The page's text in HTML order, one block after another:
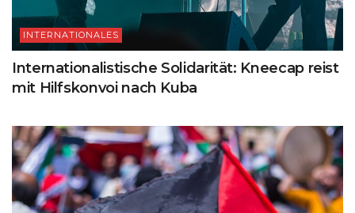
INTERNATIONALES
Internationalistische Solidarität: Kneecap reist
mit Hilfskonvoi nach Kuba